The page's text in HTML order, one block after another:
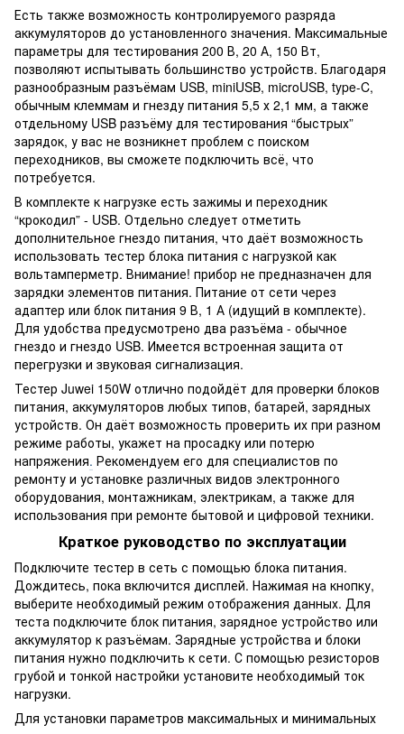
Есть также возможность контролируемого разряда
аккумуляторов до установленного значения. Максимальные
параметры для тестирования 200 В, 20 А, 150 Вт,
позволяют испытывать большинство устройств. Благодаря
разнообразным разъёмам USB, miniUSB, microUSB, type-C,
обычным клеммам и гнезду питания 5,5 х 2,1 мм, а также
отдельному USB разъёму для тестирования “быстрых”
зарядок, у вас не возникнет проблем с поиском
переходников, вы сможете подключить всё, что
потребуется.
В комплекте к нагрузке есть зажимы и переходник
“крокодил” - USB. Отдельно следует отметить
дополнительное гнездо питания, что даёт возможность
использовать тестер блока питания с нагрузкой как
вольтамперметр. Внимание! прибор не предназначен для
зарядки элементов питания. Питание от сети через
адаптер или блок питания 9 В, 1 А (идущий в комплекте).
Для удобства предусмотрено два разъёма - обычное
гнездо и гнездо USB. Имеется встроенная защита от
перегрузки и звуковая сигнализация.
Тестер Juwei 150W отлично подойдёт для проверки блоков
питания, аккумуляторов любых типов, батарей, зарядных
устройств. Он даёт возможность проверить их при разном
режиме работы, укажет на просадку или потерю
напряжения. Рекомендуем его для специалистов по
ремонту и установке различных видов электронного
оборудования, монтажникам, электрикам, а также для
использования при ремонте бытовой и цифровой техники.
Краткое руководство по эксплуатации
Подключите тестер в сеть с помощью блока питания.
Дождитесь, пока включится дисплей. Нажимая на кнопку,
выберите необходимый режим отображения данных. Для
теста подключите блок питания, зарядное устройство или
аккумулятор к разъёмам. Зарядные устройства и блоки
питания нужно подключить к сети. С помощью резисторов
грубой и тонкой настройки установите необходимый ток
нагрузки.
Для установки параметров максимальных и минимальных